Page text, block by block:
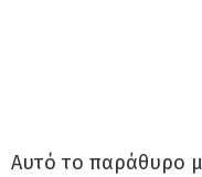
Αυτό το παράθυρο